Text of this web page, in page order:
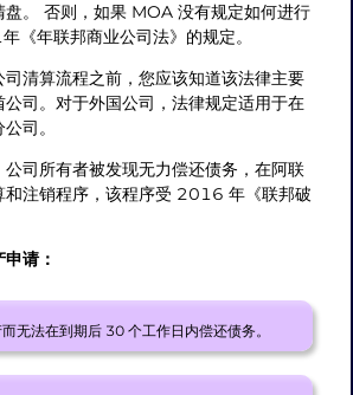
盘。 否则，如果 MOA 没有规定如何进行
《年联邦商业公司法》的规定。
清算流程之前，您应该知道该法律主要
司。对于外国公司，法律规定适用于在
司。
司所有者被发现无力偿还债务，在阿联
和注销程序，该程序受 2016 年《联邦破
请：
无法在到期后 30 个工作日内偿还债务。